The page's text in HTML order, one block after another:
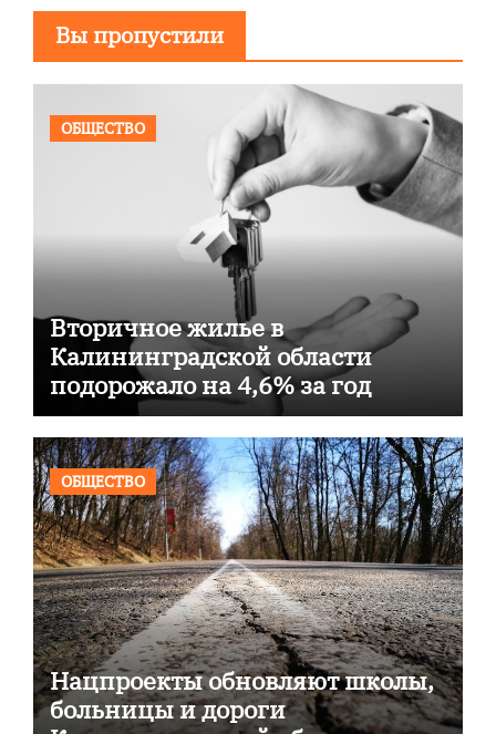
Вы пропустили
ОБЩЕСТВО
Вторичное жилье в
Калининградской области
подорожало на 4,6% за год
ОБЩЕСТВО
Нацпроекты обновляют школы,
больницы и дороги